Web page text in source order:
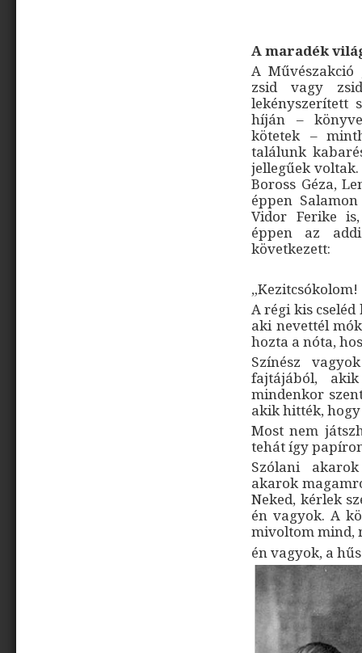
A maradék
A Művészakció
zsid vagy
lekényszerített
híján –
kötetek –
találunk
jellegűek voltak.
Boross Géza,
éppen
Vidor Ferike
éppen az
következett:
„Kezitcsókolom!
A régi kis
aki nevettél
hozta a nóta,
Színész
fajtájából,
mindenkor
akik hitték,
Most nem
tehát így
Szólani
akarok
Neked, kérlek
én vagyok. A
mivoltom mind,
én vagyok, a